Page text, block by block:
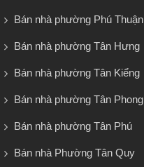
Bán nhà phường Phú Thuận
Bán nhà phường Tân Hưng
Bán nhà phường Tân Kiểng
Bán nhà phường Tân Phong
Bán nhà phường Tân Phú
Bán nhà Phường Tân Quy